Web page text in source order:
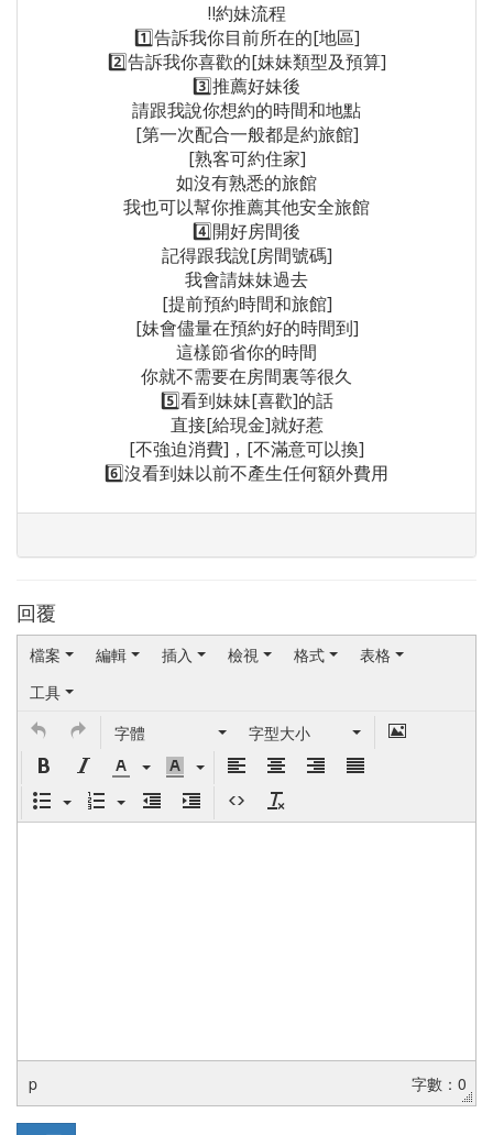
‼️約妹流程
1️⃣告訴我你目前所在的[地區]
2️⃣告訴我你喜歡的[妹妹類型及預算]
3️⃣推薦好妹後
請跟我說你想約的時間和地點
[第一次配合一般都是約旅館]
[熟客可約住家]
如沒有熟悉的旅館
我也可以幫你推薦其他安全旅館
4️⃣開好房間後
記得跟我說[房間號碼]
我會請妹妹過去
[提前預約時間和旅館]
[妹會儘量在預約好的時間到]
這樣節省你的時間
你就不需要在房間裏等很久
5️⃣看到妹妹[喜歡]的話
直接[給現金]就好惹
[不強迫消費]，[不滿意可以換]
6️⃣沒看到妹以前不產生任何額外費用
回覆
檔案 編輯 插入 檢視 格式
表格
工具
字體
字型大小
p 字數：0